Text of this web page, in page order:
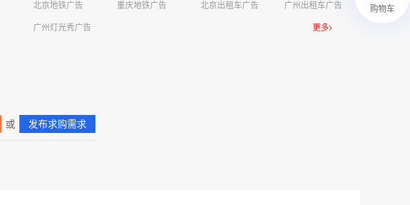
香港签名广告有轨双层巴士车身广告
购物车
北京地铁广告 重庆地铁广告 北京出租车广告 广州出租车广告
广州灯光秀广告 更多
或 发布求购需求